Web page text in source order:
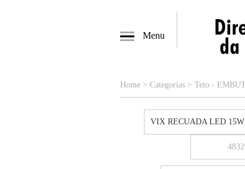
Menu
Home > Categorias > Teto -
VIX RECUADA LED 15W
4832